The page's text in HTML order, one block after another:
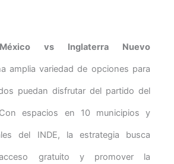
vs Inglaterra Nuevo
amplia variedad de opciones para
puedan disfrutar del partido del
espacios en 10 municipios y
del INDE, la estrategia busca
gratuito y promover la